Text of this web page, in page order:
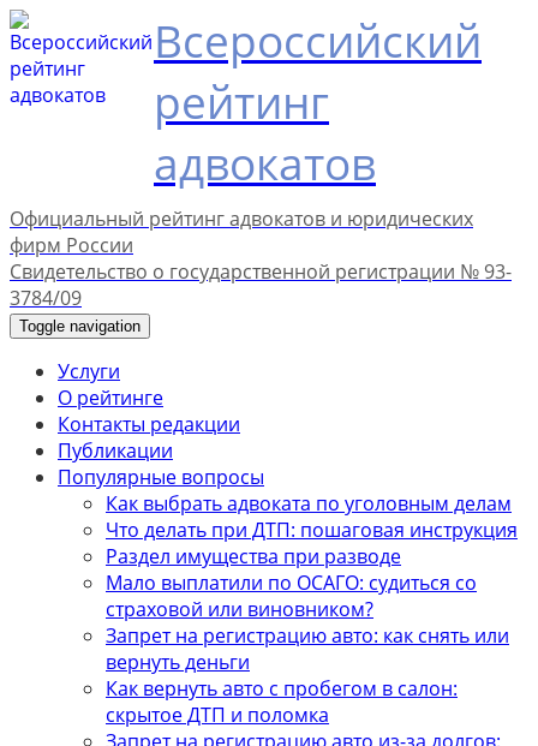
Всероссийский
рейтинг
адвокатов
Официальный рейтинг адвокатов и юридических
фирм России
Свидетельство о государственной регистрации № 93-
3784/09
Toggle navigation
Услуги
О рейтинге
Контакты редакции
Публикации
Популярные вопросы
Как выбрать адвоката по уголовным делам
Что делать при ДТП: пошаговая инструкция
Раздел имущества при разводе
Мало выплатили по ОСАГО: судиться со
страховой или виновником?
Запрет на регистрацию авто: как снять или
вернуть деньги
Как вернуть авто с пробегом в салон:
скрытое ДТП и поломка